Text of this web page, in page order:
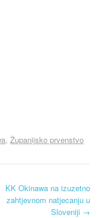
Županijsko prvenstvo
KK Okinawa na izuzetno
zahtjevnom natjecanju u
Sloveniji →